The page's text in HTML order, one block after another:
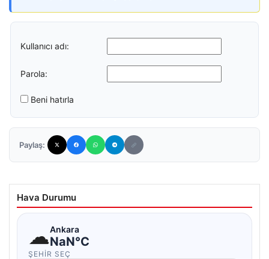
Kullanıcı adı:
Parola:
Beni hatırla
Paylaş:
Hava Durumu
☁Ankara
NaN°C
ŞEHIR SEÇ